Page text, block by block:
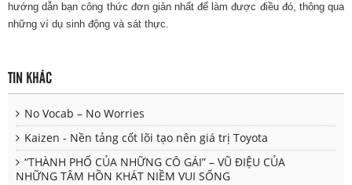
hướng dẫn bạn công thức đơn giản nhất để làm được điều đó, thông qua
những ví dụ sinh động và sát thực.
TIN KHÁC
No Vocab – No Worries
Kaizen - Nền tảng cốt lõi tạo nên giá trị Toyota
“THÀNH PHỐ CỦA NHỮNG CÔ GÁI” – VŨ ĐIỆU CỦA
NHỮNG TÂM HỒN KHÁT NIỀM VUI SỐNG